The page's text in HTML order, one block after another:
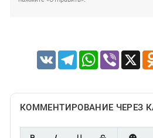
VK TelegramWhatsApp
Viber X
КОММЕНТИРОВАНИЕ ЧЕРЕЗ